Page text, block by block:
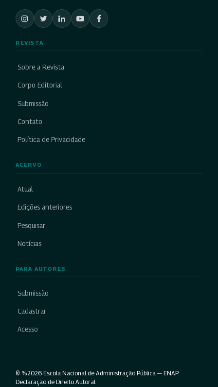
REVISTA
Sobre a Revista
Corpo Editorial
Submissão
Contato
Política de Privacidade
ACERVO
Atual
Edições anteriores
Pesquisar
Notícias
PARA AUTORES
Submissão
Cadastrar
Acesso
© %2026 Escola Nacional de Administração Pública — ENAP.
Declaração de Direito Autoral